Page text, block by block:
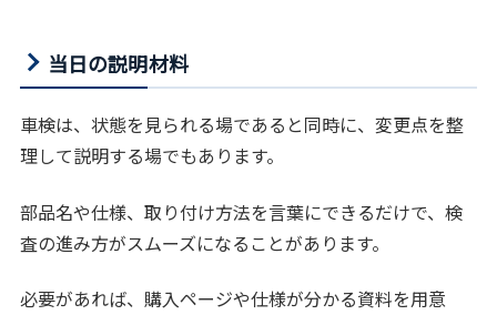
当日の説明材料
車検は、状態を見られる場であると同時に、変更点を整
理して説明する場でもあります。
部品名や仕様、取り付け方法を言葉にできるだけで、検
査の進み方がスムーズになることがあります。
必要があれば、購入ページや仕様が分かる資料を用意